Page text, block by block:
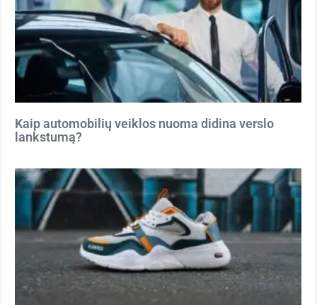
Kaip automobilių veiklos nuoma didina verslo
lankstumą?